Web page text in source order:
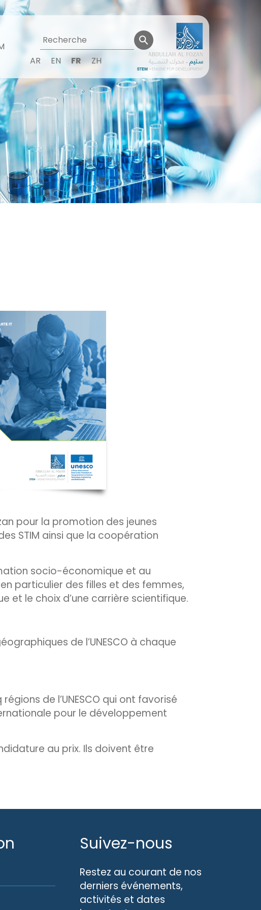
AR
EN FR ZH
pour la promotion des jeunes
STIM ainsi que la coopération
socio-économique et au
particulier des filles et des femmes,
et le choix d’une carrière scientifique.
de l’UNESCO à chaque
de l’UNESCO qui ont favorisé
pour le développement
au prix. Ils doivent être
Suivez-nous
Restez au courant de nos
derniers événements,
activités et dates